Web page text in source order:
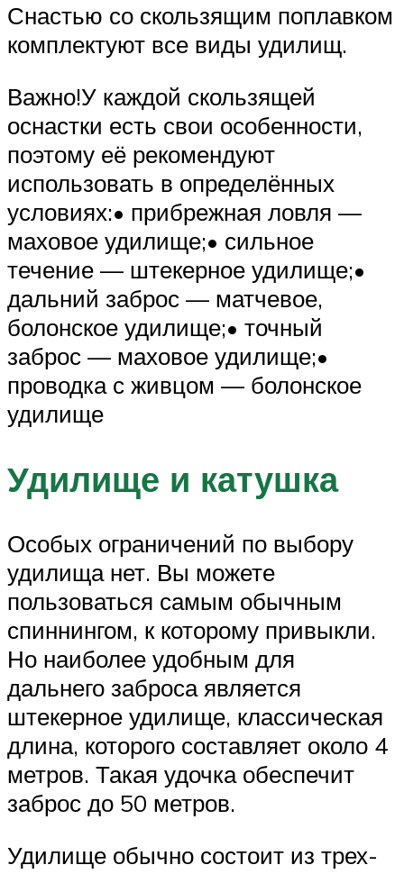
Снастью со скользящим поплавком
комплектуют все виды удилищ.
Важно!У каждой скользящей
оснастки есть свои особенности,
поэтому её рекомендуют
использовать в определённых
условиях:• прибрежная ловля —
маховое удилище;• сильное
течение — штекерное удилище;•
дальний заброс — матчевое,
болонское удилище;• точный
заброс — маховое удилище;•
проводка с живцом — болонское
удилище
Удилище и катушка
Особых ограничений по выбору
удилища нет. Вы можете
пользоваться самым обычным
спиннингом, к которому привыкли.
Но наиболее удобным для
дальнего заброса является
штекерное удилище, классическая
длина, которого составляет около 4
метров. Такая удочка обеспечит
заброс до 50 метров.
Удилище обычно состоит из трех-